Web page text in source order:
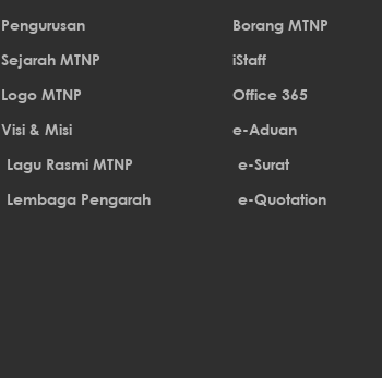
Pengurusan
Sejarah MTNP
Logo MTNP
Visi & Misi
Lagu Rasmi MTNP
Lembaga Pengarah
Borang MTNP
iStaff
Office 365
e-Aduan
e-Surat
e-Quotation